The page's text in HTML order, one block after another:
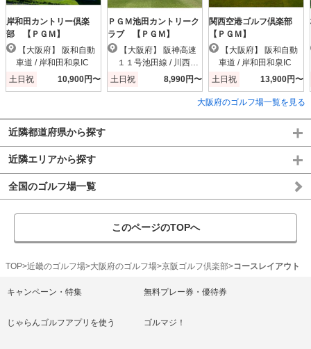
岸和田カントリー倶楽
部 【ＰＧＭ】
車道 / 岸和田和泉IC
土日祝
10,900円〜
ＰＧＭ池田カントリーク
ラブ 【ＰＧＭ】
１１号池田線 / 川西小
花IC
土日祝 8,990円〜
関西空港ゴルフ倶楽部
【ＰＧＭ】
車道 / 岸和田和泉IC
土日祝
13,900円〜
大阪府のゴルフ場一覧を見る
近隣都道府県から探す
近隣エリアから探す
全国のゴルフ場一覧
このページのTOPへ
TOP 近畿のゴルフ場 大阪府のゴルフ場 京阪ゴルフ倶楽部 コースレイアウト
キャンペーン・特集 無料プレー券・優待券
じゃらんゴルフアプリを使う ゴルマジ！